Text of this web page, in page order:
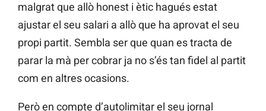
malgrat que allò honest i ètic hagués estat
ajustar el seu salari a allò que ha aprovat el seu
propi partit. Sembla ser que quan es tracta de
parar la mà per cobrar ja no s’és tan fidel al partit
com en altres ocasions.
Però en compte d’autolimitar el seu jornal